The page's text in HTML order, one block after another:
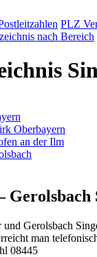
PLZ
nach Bereich
Oberbayern
an der Ilm
und Gerolsbach
man
08445